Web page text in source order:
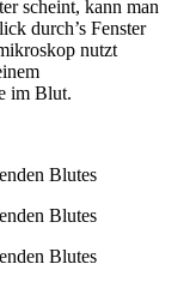
scheint, kann man
durch’s Fenster
nutzt
im Blut.